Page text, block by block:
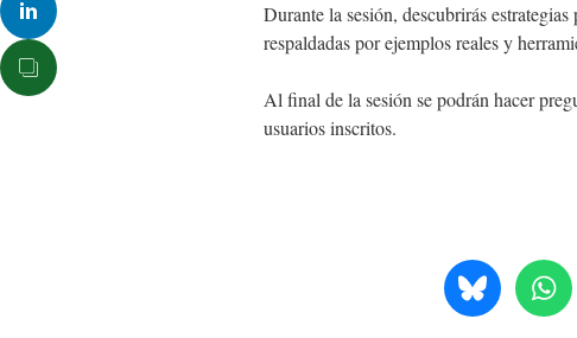
Durante la sesión, descubrirás
respaldadas por ejemplos reales y
Al final de la sesión se podrán hacer
usuarios inscritos.